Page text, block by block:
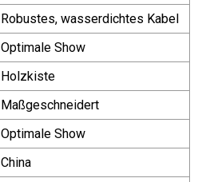
Robustes, wasserdichtes Kabel
Optimale Show
Holzkiste
Maßgeschneidert
Optimale Show
China